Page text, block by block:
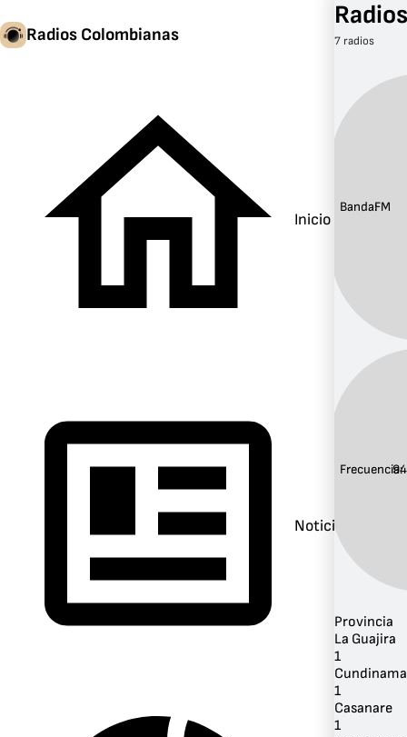
Radios Colombianas
Inicio
Noticias
7 radios
Banda:FM
Frecuencia:
Provincia
La Guajira
1
1
Casanare
1